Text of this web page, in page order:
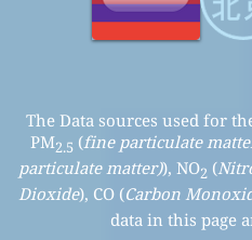
The Data sources used for
PM2.5 (fine particulate
particulate matter)), NO2 (
Dioxide), CO (Carbon
data in this page